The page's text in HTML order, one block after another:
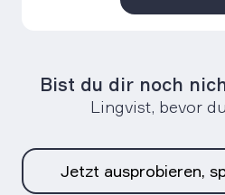
Bist du dir noch
Lingvist, bevor
Jetzt ausprobieren,